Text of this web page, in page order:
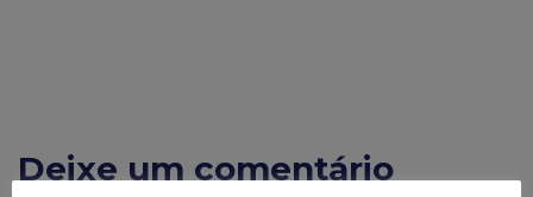
Deixe um comentário